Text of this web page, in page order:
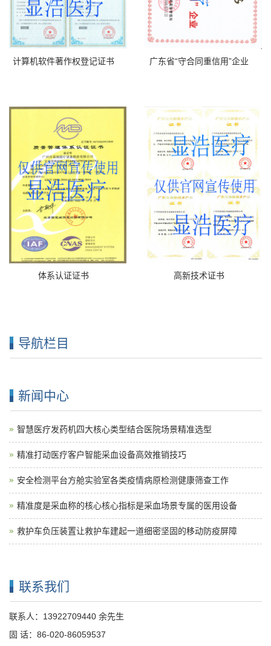
计算机软件著作权登记证书 广东省“守合同重信用”企业
体系认证证书 高新技术证书
导航栏目
新闻中心
智慧医疗发药机四大核心类型结合医院场景精准选型
精准打动医疗客户智能采血设备高效推销技巧
安全检测平台方舱实验室各类疫情病原检测健康筛查工作
精准度是采血称的核心核心指标是采血场景专属的医用设备
救护车负压装置让救护车建起一道细密坚固的移动防疫屏障
联系我们
联系人：13922709440 余先生
固 话：86-020-86059537